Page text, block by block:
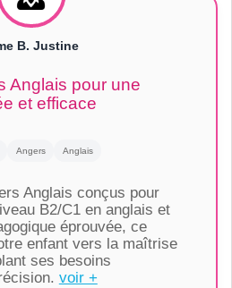
B. Justine
Anglais pour une
et efficace
Angers Anglais
Anglais conçus pour
B2/C1 en anglais et
éprouvée, ce
enfant vers la maîtrise
ses besoins
voir +